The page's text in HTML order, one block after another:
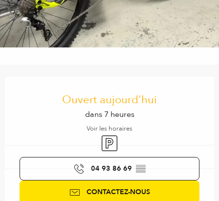
Ouvert aujourd'hui
dans 7 heures
Voir les horaires
Parking
04 93 86 69 ▒▒
CONTACTEZ-NOUS